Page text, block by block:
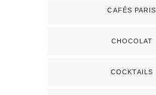
CAFÉS PARIS
CHOCOLAT
COCKTAILS